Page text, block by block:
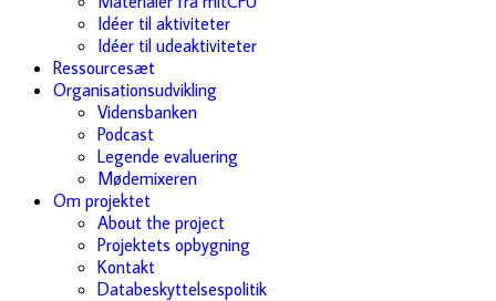
Idéer til aktiviteter
Idéer til udeaktiviteter
Ressourcesæt
Organisationsudvikling
Vidensbanken
Podcast
Legende evaluering
Mødemixeren
Om projektet
About the project
Projektets opbygning
Kontakt
Databeskyttelsespolitik